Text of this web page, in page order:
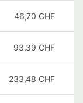
46,70 CHF
93,39 CHF
233,48 CHF